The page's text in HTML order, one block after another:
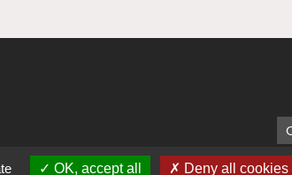
OK, accept all Deny all cookies